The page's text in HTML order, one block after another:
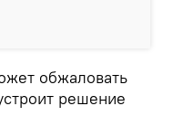
обжаловать
решение